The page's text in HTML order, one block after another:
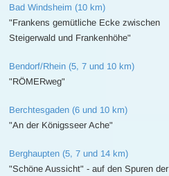
Bad Windsheim (10 km)
"Frankens gemütliche Ecke zwischen
Steigerwald und Frankenhöhe"
Bendorf/Rhein (5, 7 und 10 km)
"RÖMERweg"
Berchtesgaden (6 und 10 km)
"An der Königsseer Ache"
Berghaupten (5, 7 und 14 km)
"Schöne Aussicht" - auf den Spuren der